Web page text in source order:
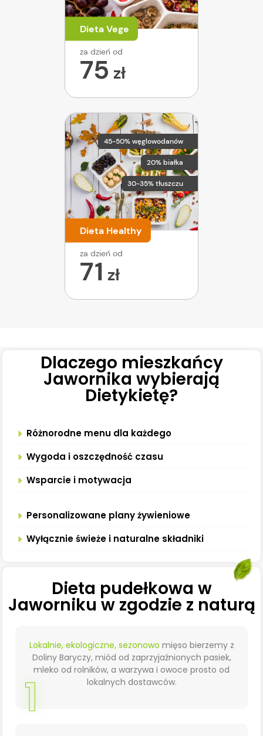
Dieta Vege
za dzień od
75 zł
45-50% węglowodanów
20% białka
30-35% tłuszczu
Dieta Healthy
za dzień od
71 zł
Dlaczego mieszkańcy
Jawornika wybierają
Dietykietę?
Różnorodne menu dla każdego
Wygoda i oszczędność czasu
Wsparcie i motywacja
Personalizowane plany żywieniowe
Wyłącznie świeże i naturalne składniki
Dieta pudełkowa w
Jaworniku w zgodzie z naturą
Lokalnie, ekologiczne, sezonowo mięso bierzemy z
Doliny Baryczy, miód od zaprzyjaźnionych pasiek,
mleko od rolników, a warzywa i owoce prosto od
lokalnych dostawców.
1